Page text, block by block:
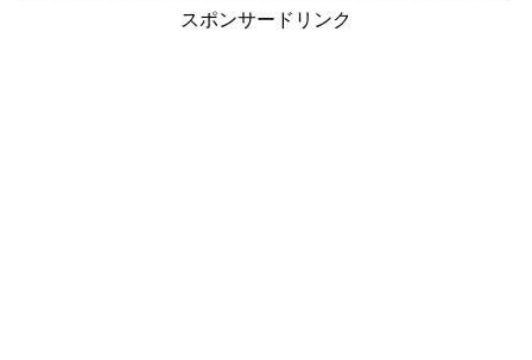
スポンサードリンク